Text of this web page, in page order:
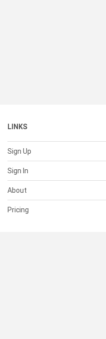
LINKS
Sign Up
Sign In
About
Pricing